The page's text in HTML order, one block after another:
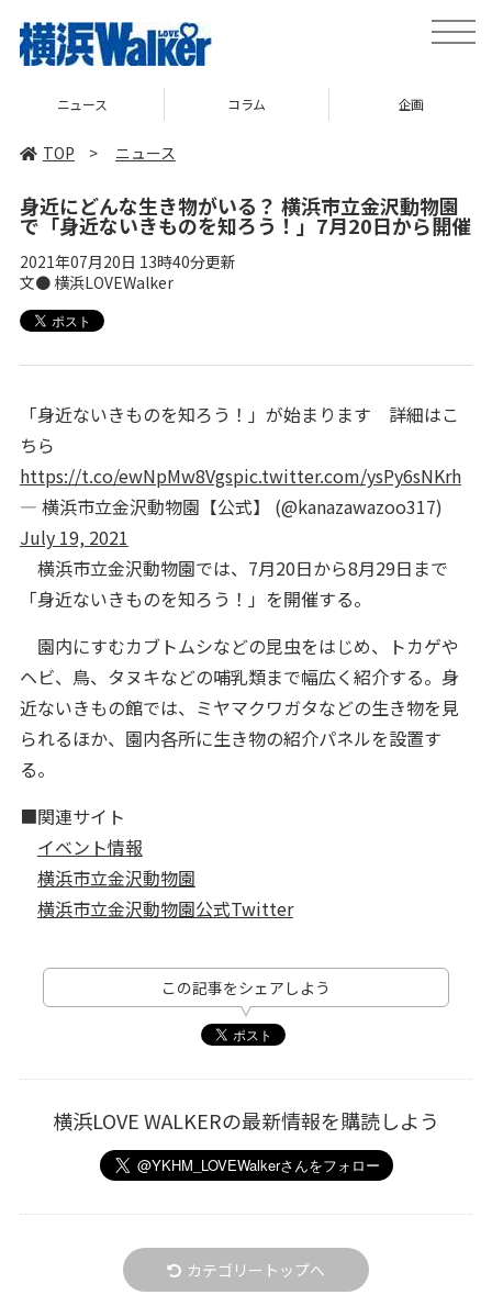
toggle
ニュース コラム 企画
TOP > ニュース
身近にどんな生き物がいる？ 横浜市立金沢動物園
で「身近ないきものを知ろう！」7月20日から開催
2021年07月20日 13時40分更新
文● 横浜LOVEWalker
「身近ないきものを知ろう！」が始まります 詳細はこ
ちら
https://t.co/ewNpMw8Vgspic.twitter.com/ysPy6sNKrh
— 横浜市立金沢動物園【公式】 (@kanazawazoo317)
July 19, 2021
横浜市立金沢動物園では、7月20日から8月29日まで
「身近ないきものを知ろう！」を開催する。
園内にすむカブトムシなどの昆虫をはじめ、トカゲや
ヘビ、鳥、タヌキなどの哺乳類まで幅広く紹介する。身
近ないきもの館では、ミヤマクワガタなどの生き物を見
られるほか、園内各所に生き物の紹介パネルを設置す
る。
■関連サイト
イベント情報
横浜市立金沢動物園
横浜市立金沢動物園公式Twitter
この記事をシェアしよう
横浜LOVE WALKERの最新情報を購読しよう
カテゴリートップへ